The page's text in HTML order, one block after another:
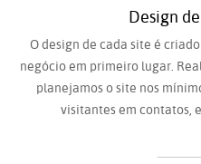
Design
O design de cada site é
negócio em primeiro lugar.
planejamos o site nos
visitantes em contatos,